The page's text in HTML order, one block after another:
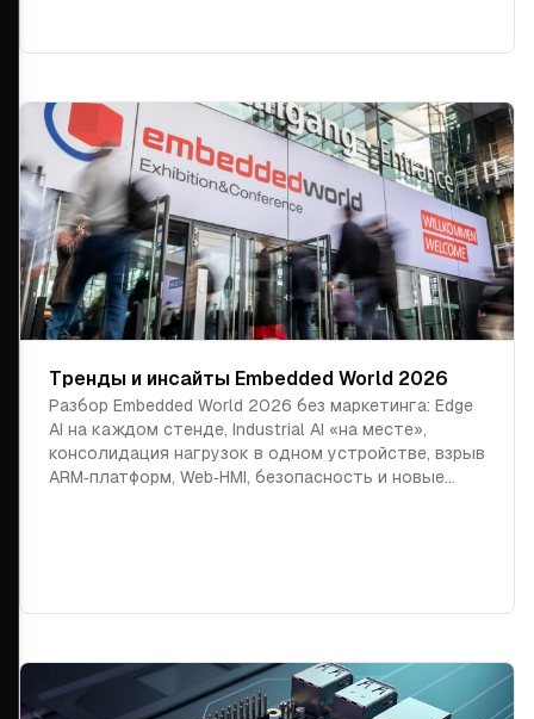
Тренды и инсайты Embedded World 2026
Разбор Embedded World 2026 без маркетинга: Edge
AI на каждом стенде, Industrial AI «на месте»,
консолидация нагрузок в одном устройстве, взрыв
ARM‑платформ, Web‑HMI, безопасность и новые